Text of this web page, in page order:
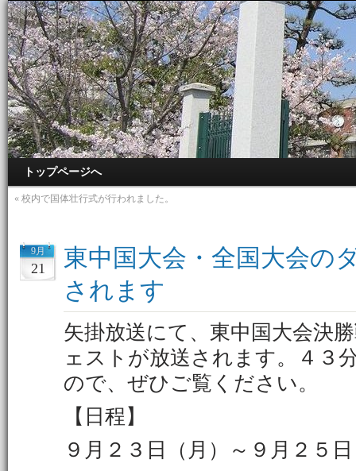
トップページへ
« 校内で国体壮行式が行われました。
9月
21
東中国大会・全国大会の
されます
矢掛放送にて、東中国大会決
ェストが放送されます。４３
ので、ぜひご覧ください。
【日程】
９月２３日（月）～９月２５